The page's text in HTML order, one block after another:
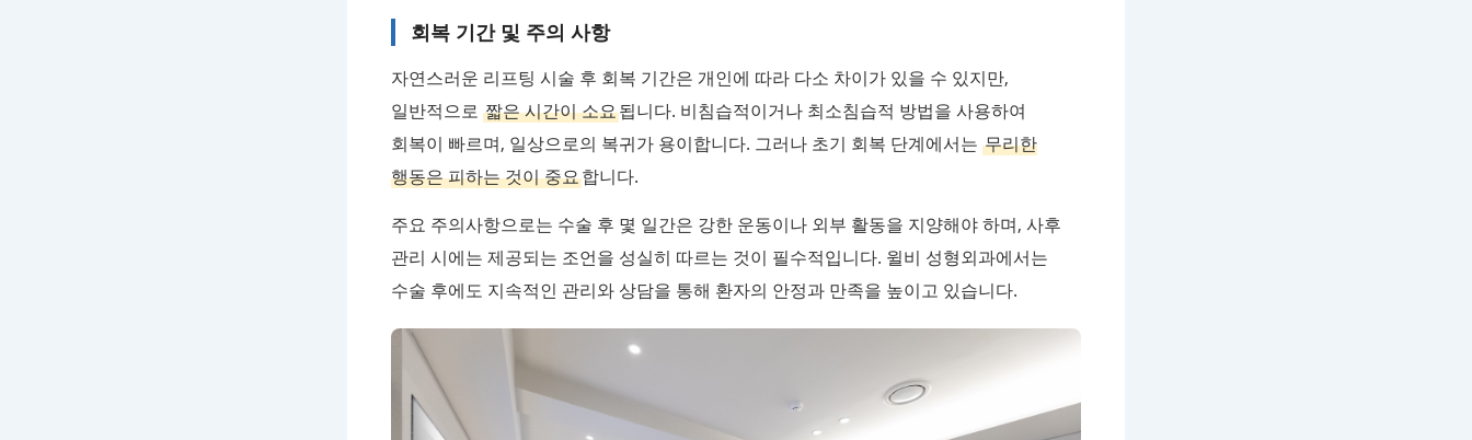
회복 기간 및 주의 사항
자연스러운 리프팅 시술 후 회복 기간은 개인에 따라 다소 차이가 있을 수 있지만,
일반적으로 짧은 시간이 소요됩니다. 비침습적이거나 최소침습적 방법을 사용하여
회복이 빠르며, 일상으로의 복귀가 용이합니다. 그러나 초기 회복 단계에서는 무리한
행동은 피하는 것이 중요합니다.
주요 주의사항으로는 수술 후 몇 일간은 강한 운동이나 외부 활동을 지양해야 하며, 사후
관리 시에는 제공되는 조언을 성실히 따르는 것이 필수적입니다. 윌비 성형외과에서는
수술 후에도 지속적인 관리와 상담을 통해 환자의 안정과 만족을 높이고 있습니다.